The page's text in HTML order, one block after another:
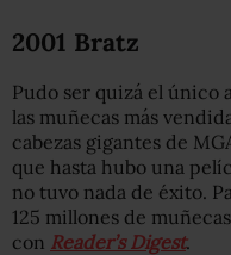
2001 Bratz
Pudo ser quizá el único
las muñecas más
cabezas gigantes de
que hasta hubo una
no tuvo nada de éxito.
125 millones de
con Reader’s Digest.